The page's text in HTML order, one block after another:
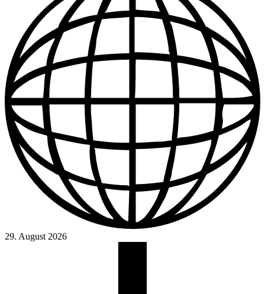
29. August 2026